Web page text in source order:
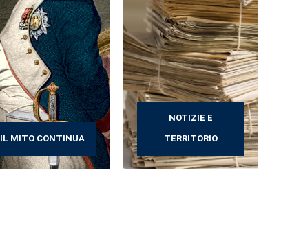
IL MITO CONTINUA
NOTIZIE E
TERRITORIO